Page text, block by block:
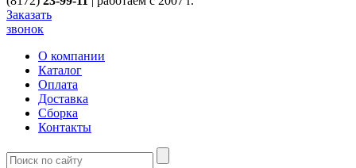
Заказать
звонок
О компании
Каталог
Оплата
Доставка
Сборка
Контакты